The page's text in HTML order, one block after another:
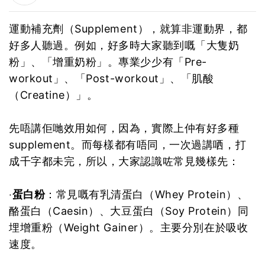
運動補充劑（Supplement），就算非運動界，都
好多人聽過。例如，好多時大家聽到嘅「大隻奶
粉」、「增重奶粉」。專業少少有「Pre-
workout」、「Post-workout」、「肌酸
（Creatine）」。
先唔講佢哋效用如何，因為，實際上仲有好多種
supplement。而每樣都有唔同，一次過講哂，打
成千字都未完，所以，大家認識咗常見幾樣先：
‧蛋白粉：常見嘅有乳清蛋白（Whey Protein）、
酪蛋白（Caesin）、大豆蛋白（Soy Protein）同
埋增重粉（Weight Gainer）。主要分別在於吸收
速度。